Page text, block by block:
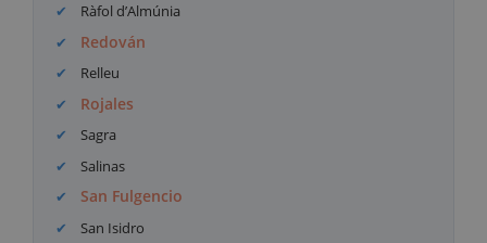
Ràfol d’Almúnia
Redován
Relleu
Rojales
Sagra
Salinas
San Fulgencio
San Isidro